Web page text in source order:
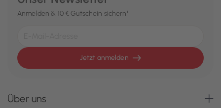
Anmelden & 10 € Gutschein sichern¹
Jetzt anmelden
Über uns